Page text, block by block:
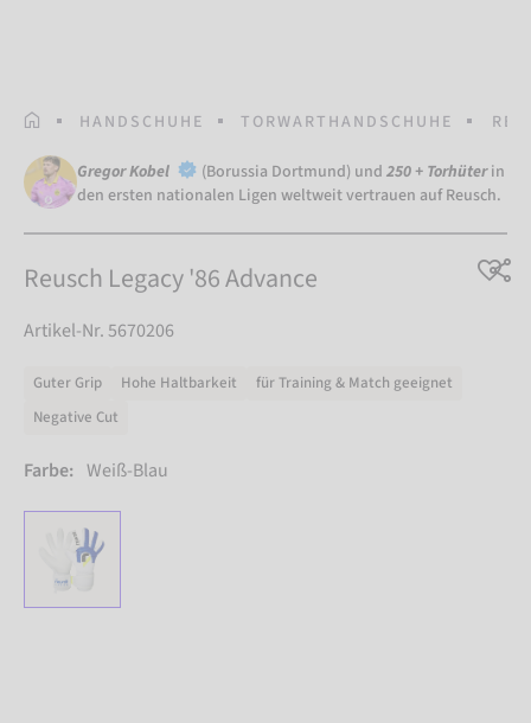
STARTSEITEHANDSCHUHE TORWARTHANDSCHUHE
Gregor Kobel (Borussia Dortmund) und 250 + Torhüter in
den ersten nationalen Ligen weltweit vertrauen auf Reusch.
Reusch Legacy '86 Advance
Artikel-Nr. 5670206
Guter Grip Hohe Haltbarkeit
für Training & Match geeignet
Negative Cut
Farbe: Weiß-Blau